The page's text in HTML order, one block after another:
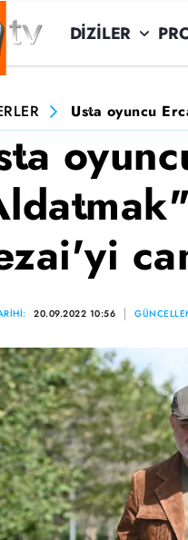
DİZİLER
Usta oyuncu
20.09.2022 10:56